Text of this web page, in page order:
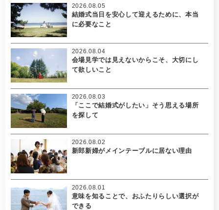
結婚式当日を安心して迎えるために、本当
に必要なこと
2026.08.05
会場見学では見えないからこそ、大切にし
て欲しいこと
2026.08.04
「ここで結婚式がしたい」そう思える場所
を探して
2026.08.03
新郎新婦がメインテーブルに居ない理由
2026.08.02
意味を知ることで、おふたりらしい選択が
できる
2026.08.01